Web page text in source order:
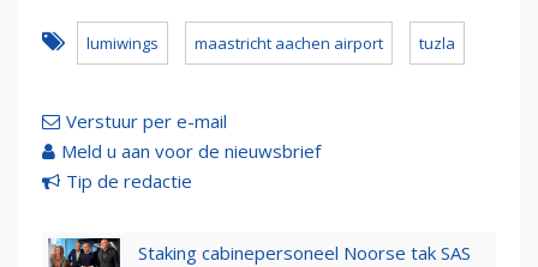
lumiwings maastricht aachen airport tuzla
Verstuur per e-mail
Meld u aan voor de nieuwsbrief
Tip de redactie
Staking cabinepersoneel Noorse tak SAS